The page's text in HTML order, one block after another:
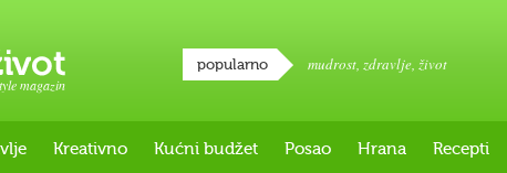
magazin
popularno mudrost, zdravlje, život
Kreativno Kućni budžet Posao Hrana Recepti